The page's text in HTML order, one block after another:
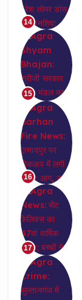
14
15
16
17